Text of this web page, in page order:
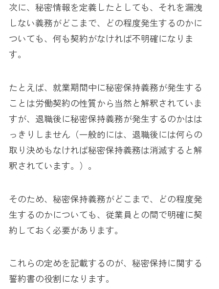
次に、秘密情報を定義したとしても、それを漏洩
しない義務がどこまで、どの程度発生するのかに
ついても、何も契約がなければ不明確になりま
す。
たとえば、就業期間中に秘密保持義務が発生する
ことは労働契約の性質から当然と解釈されていま
すが、退職後に秘密保持義務が発生するのかはは
っきりしません（一般的には、退職後には何らの
取り決めもなければ秘密保持義務は消滅すると解
釈されています。）。
そのため、秘密保持義務がどこまで、どの程度発
生するのかについても、従業員との間で明確に契
約しておく必要があります。
これらの定めを記載するのが、秘密保持に関する
誓約書の役割になります。